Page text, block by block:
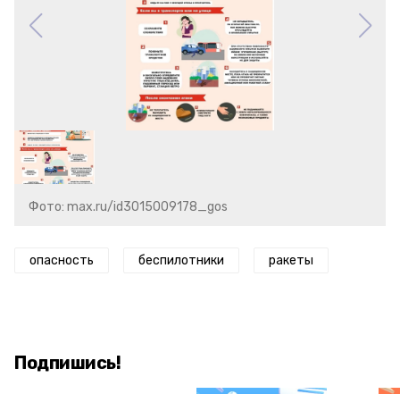
Фото: max.ru/id3015009178_gos
опасность беспилотники ракеты
Подпишись!